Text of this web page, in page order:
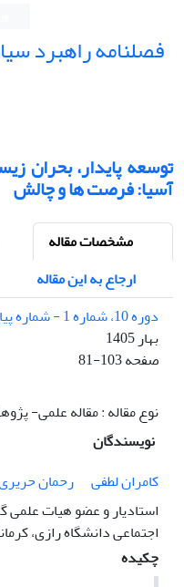
فصلنامه راهبرد
توسعه پایدار، بحران
آسیا: فرصت ها و چالش
مشخصات مقاله
ارجاع به این مقاله
دوره 10، شماره 1 - شماره پیاپی 36
بهار 1405
صفحه81-103
نوع مقاله : مقاله علمی-
نویسندگان
کامران لطفی
رحمان
استادیار و عضو هیات
اجتماعی دانشگاه رازی،
چکیده